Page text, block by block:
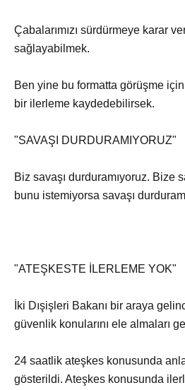
Çabalarımızı sürdürmeye karar
sağlayabilmek.
Ben yine bu formatta görüşme için
bir ilerleme kaydedebilirsek.
"SAVAŞI DURDURAMIYORUZ"
Biz savaşı durduramıyoruz. Bize
bunu istemiyorsa savaşı
"ATEŞKESTE İLERLEME YOK"
İki Dışişleri Bakanı bir araya
güvenlik konularını ele almaları
24 saatlik ateşkes konusunda
gösterildi. Ateşkes konusunda